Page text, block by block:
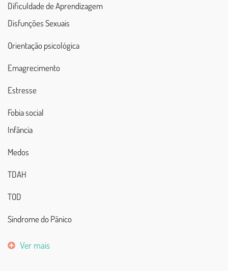
Dificuldade de Aprendizagem
Disfunções Sexuais
Orientação psicológica
Emagrecimento
Estresse
Fobia social
Infância
Medos
TDAH
TOD
Síndrome do Pânico
Ver mais